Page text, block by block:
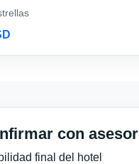
con asesor
final del hotel